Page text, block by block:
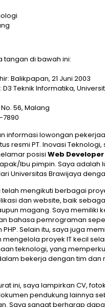
tangan di bawah ini:
Balikpapan, 21 Juni 2003
Teknik Informatika,
56, Malang
7890
informasi lowongan
resmi PT. Inovasi Teknologi,
posisi Web Developer
Ibu pimpin. Saya adalah
Universitas Brawijaya
telah mengikuti berbagai
dan website, baik
magang. Saya memiliki
bahasa pemrograman
PHP. Selain itu, saya juga
proyek IT kecil
teknologi, yang
bekerja dengan tim dan
ini, saya lampirkan CV,
pendukung lainnya
Saya sangat berharap